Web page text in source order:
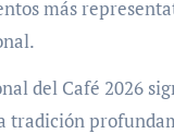
más
del Café 2026
tradición